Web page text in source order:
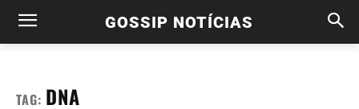
GOSSIP NOTÍCIAS
TAG: DNA